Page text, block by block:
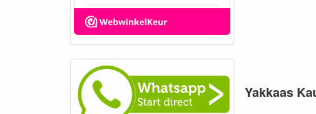
Yakkaas